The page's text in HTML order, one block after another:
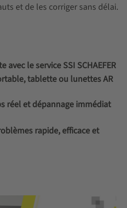
et de les corriger sans délai.
avec le service SSI SCHAEFER
tablette ou lunettes AR
réel et dépannage immédiat
rapide, efficace et